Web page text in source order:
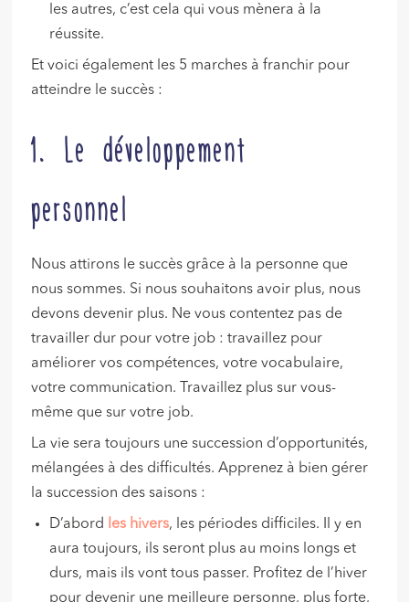
les autres, c’est cela qui vous mènera à la
réussite.
Et voici également les 5 marches à franchir pour
atteindre le succès :
1. Le développement
personnel
Nous attirons le succès grâce à la personne que
nous sommes. Si nous souhaitons avoir plus, nous
devons devenir plus. Ne vous contentez pas de
travailler dur pour votre job : travaillez pour
améliorer vos compétences, votre vocabulaire,
votre communication. Travaillez plus sur vous-
même que sur votre job.
La vie sera toujours une succession d’opportunités,
mélangées à des difficultés. Apprenez à bien gérer
la succession des saisons :
D’abord les hivers, les périodes difficiles. Il y en
aura toujours, ils seront plus au moins longs et
durs, mais ils vont tous passer. Profitez de l’hiver
pour devenir une meilleure personne, plus forte,